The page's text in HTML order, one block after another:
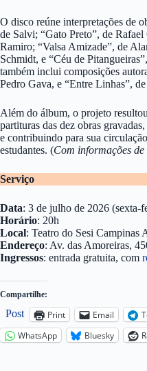
O disco reúne interpretações de
de Salvi; “Gato Preto”, de
Ramiro; “Valsa Amizade”, de
Schmidt, e “Céu de
também inclui composições
Pedro Gava, e “Entre Linhas”,
Além do álbum, o projeto
partituras das dez obras
e contribuindo para sua
estudantes. (Com informações
Serviço
Data: 3 de julho de 2026 (sexta-
Horário: 20h
Local: Teatro do Sesi Campinas
Endereço: Av. das Amoreiras,
Ingressos: entrada gratuita, com
Compartilhe:
Post Print Email
WhatsApp
Bluesky